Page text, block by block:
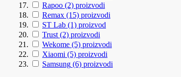
Rapoo (2) proizvodi
Remax (15) proizvodi
ST Lab (1) proizvod
Trust (2) proizvodi
Wekome (5) proizvodi
Xiaomi (5) proizvodi
Samsung (6) proizvodi